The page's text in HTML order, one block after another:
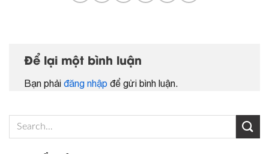
Để lại một bình luận
Bạn phải đăng nhập để gửi bình luận.